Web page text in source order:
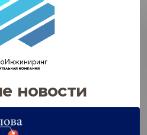
новости